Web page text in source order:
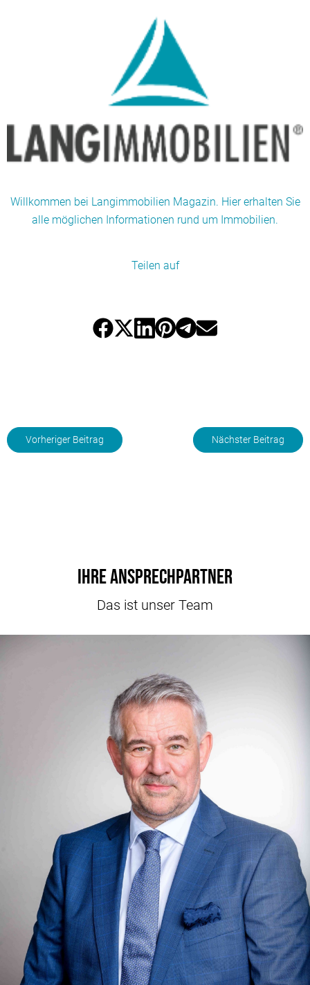
Willkommen bei Langimmobilien Magazin. Hier erhalten Sie
alle möglichen Informationen rund um Immobilien.
Teilen auf
Vorheriger Beitrag Nächster Beitrag
Ihre Ansprechpartner
Das ist unser Team